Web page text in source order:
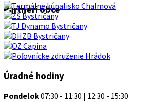
Partneri obce
Úradné hodiny
Pondelok07:30 - 11:30 | 12:30 - 15:30